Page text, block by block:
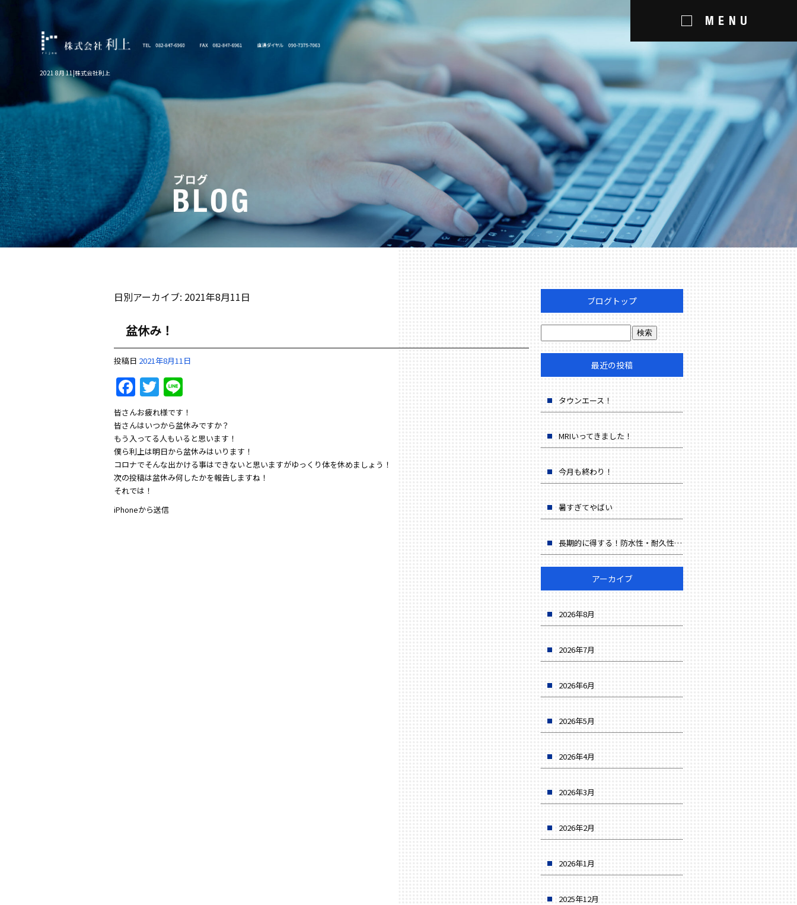
2021 8月 11|株式会社利上
日別アーカイブ: 2021年8月11日
盆休み！
投稿日 2021年8月11日
Facebook
Twitter
皆さんお疲れ様です！
皆さんはいつから盆休みですか？
もう入ってる人もいると思います！
僕ら利上は明日から盆休みはいります！
コロナでそんな出かける事はできないと思いますがゆっくり体を休めましょう！
次の投稿は盆休み何したかを報告しますね！
それでは！
iPhoneから送信
ブログトップ
最近の投稿
タウンエース！
MRIいってきました！
今月も終わり！
暑すぎてやばい
長期的に得する！防水性・耐久性・省エネでコスト削減
アーカイブ
2026年8月
2026年7月
2026年6月
2026年5月
2026年4月
2026年3月
2026年2月
2026年1月
2025年12月